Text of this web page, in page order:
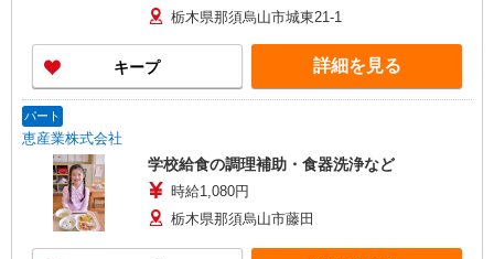
早朝手当（5:00〜9:00）時給＋150円
栃木県那須烏山市城東21-1
キープ 詳細を見る
パート
恵産業株式会社
学校給食の調理補助・食器洗浄など
時給1,080円
栃木県那須烏山市藤田